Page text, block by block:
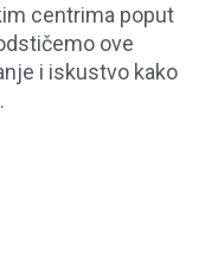
centrima poput
ove
i iskustvo kako